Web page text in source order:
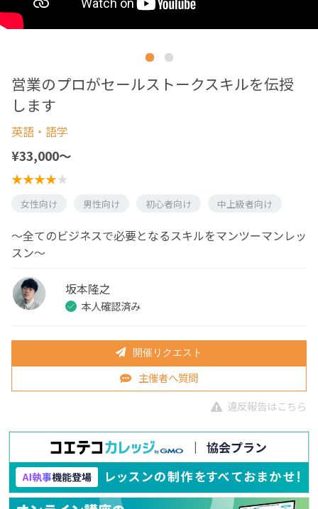
営業のプロがセールストークスキルを伝授
します
英語・語学
¥33,000〜
女性向け 男性向け 初心者向け 中上級者向け
〜全てのビジネスで必要となるスキルをマンツーマンレッ
スン〜
坂本隆之
本人確認済み
開催リクエスト
主催者へ質問
違反報告はこちら